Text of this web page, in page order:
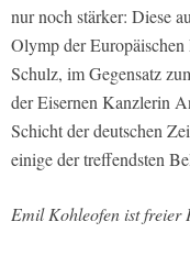
nur noch stärker: Diese
Olymp der
Schulz, im Gegensatz
der Eisernen Kanzlerin
Schicht der deutschen
einige der treffendsten
Emil Kohleofen ist freier